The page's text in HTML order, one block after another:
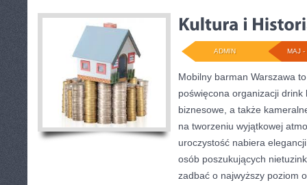
MAJ -
ADMIN
Mobilny barman Warszawa
poświęcona organizacji
biznesowe, a także
na tworzeniu wyjątkowej
uroczystość nabiera
osób poszukujących
zadbać o najwyższy poziom